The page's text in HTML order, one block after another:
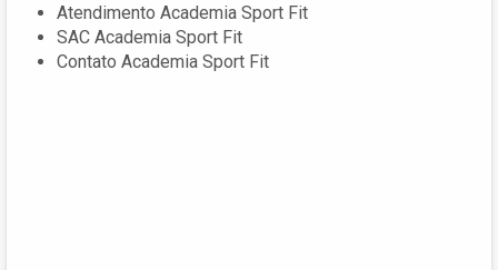
Atendimento Academia Sport Fit
SAC Academia Sport Fit
Contato Academia Sport Fit